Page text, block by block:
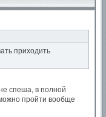
приходить
спеша, в полной
пройти вообще